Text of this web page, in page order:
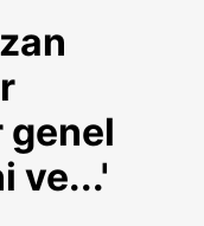
genel
ve...'